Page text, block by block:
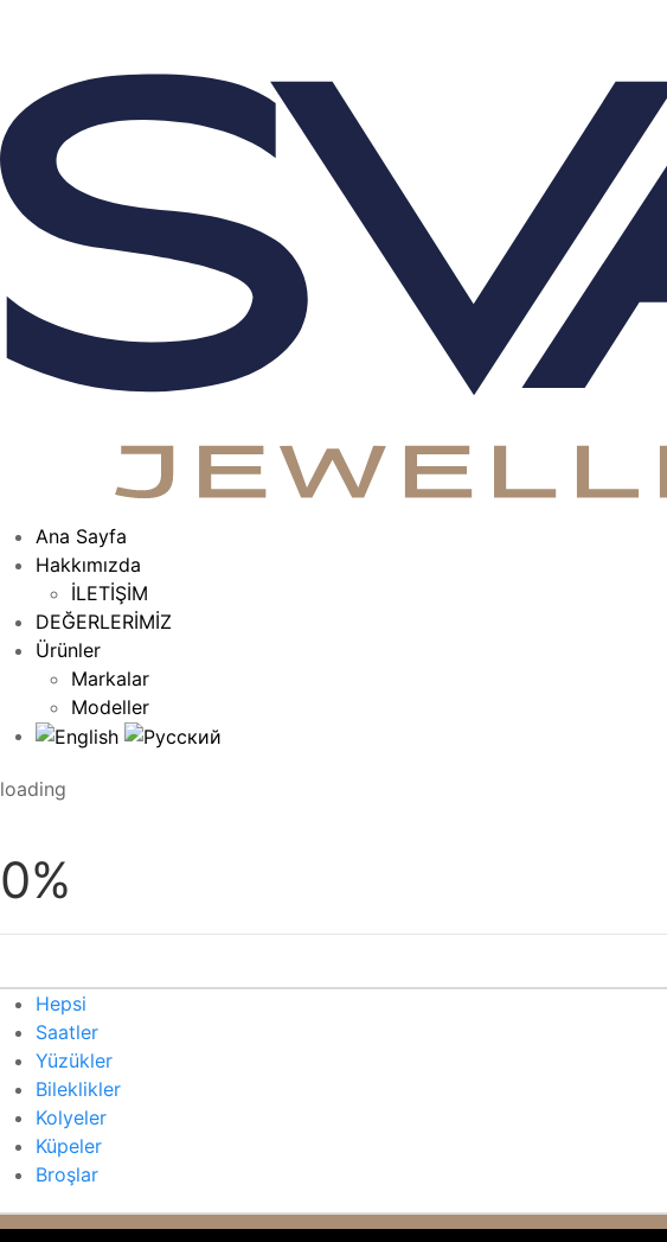
Ana Sayfa
Hakkımızda
İLETİŞİM
DEĞERLERİMİZ
Ürünler
Markalar
Modeller
loading
0%
Hepsi
Saatler
Yüzükler
Bileklikler
Kolyeler
Küpeler
Broşlar